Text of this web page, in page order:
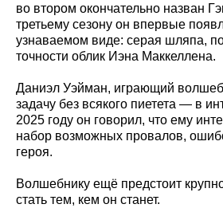
во втором окончательно назван
третьему сезону он впервые
узнаваемом виде: серая шляпа,
точности облик Иэна Маккеллена.
Даниэл Уэйман, играющий
задачу без всякого пиетета — в
2025 году он говорил, что ему
набор возможных провалов,
героя.
Волшебнику ещё предстоит
стать тем, кем он станет.